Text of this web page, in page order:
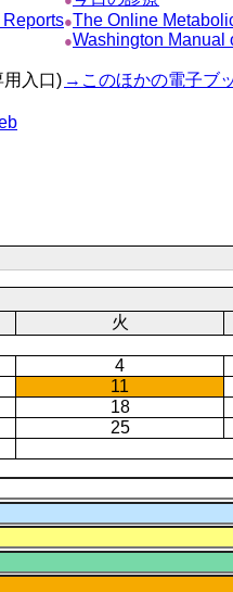
●The Online
●Washington Manual
用入口) →このほかの電子ブ
火
4
11
18
25